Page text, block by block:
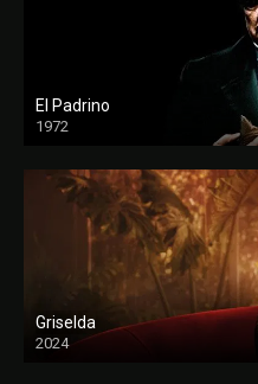
El Padrino
1972
FULL HD
Griselda
2024